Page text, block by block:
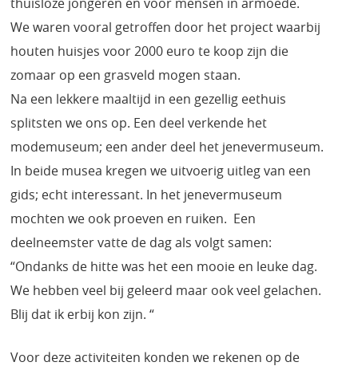
We waren vooral getroffen door het project waarbij
houten huisjes voor 2000 euro te koop zijn die
zomaar op een grasveld mogen staan.
Na een lekkere maaltijd in een gezellig eethuis
splitsten we ons op. Een deel verkende het
modemuseum; een ander deel het jenevermuseum.
In beide musea kregen we uitvoerig uitleg van een
gids; echt interessant. In het jenevermuseum
mochten we ook proeven en ruiken. Een
deelneemster vatte de dag als volgt samen:
“Ondanks de hitte was het een mooie en leuke dag.
We hebben veel bij geleerd maar ook veel gelachen.
Blij dat ik erbij kon zijn. “
Voor deze activiteiten konden we rekenen op de